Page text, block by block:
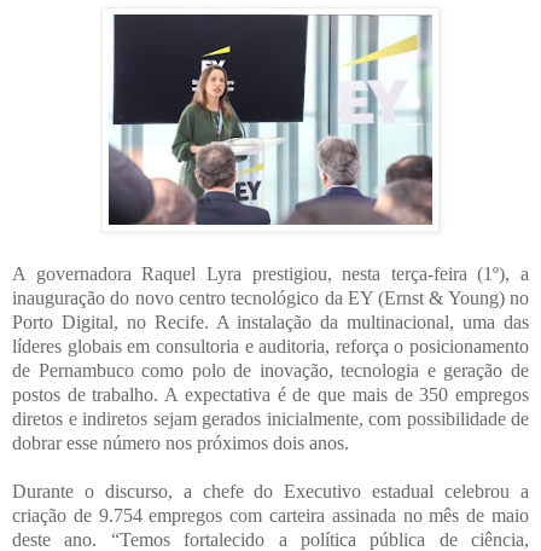
A governadora Raquel Lyra prestigiou, nesta terça-feira (1º), a
inauguração do novo centro tecnológico da EY (Ernst & Young) no
Porto Digital, no Recife. A instalação da multinacional, uma das
líderes globais em consultoria e auditoria, reforça o posicionamento
de Pernambuco como polo de inovação, tecnologia e geração de
postos de trabalho. A expectativa é de que mais de 350 empregos
diretos e indiretos sejam gerados inicialmente, com possibilidade de
dobrar esse número nos próximos dois anos.
Durante o discurso, a chefe do Executivo estadual celebrou a
criação de 9.754 empregos com carteira assinada no mês de maio
deste ano. “Temos fortalecido a política pública de ciência,